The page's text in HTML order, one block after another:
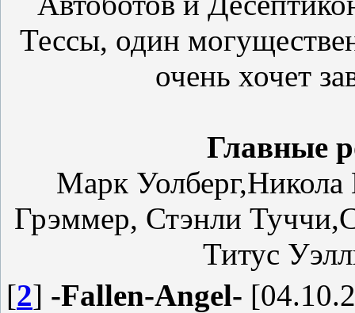
Тессы, один
очень хочет
Главные
Марк
Грэммер, Стэнли
Титус
[2] -Fallen-Angel-